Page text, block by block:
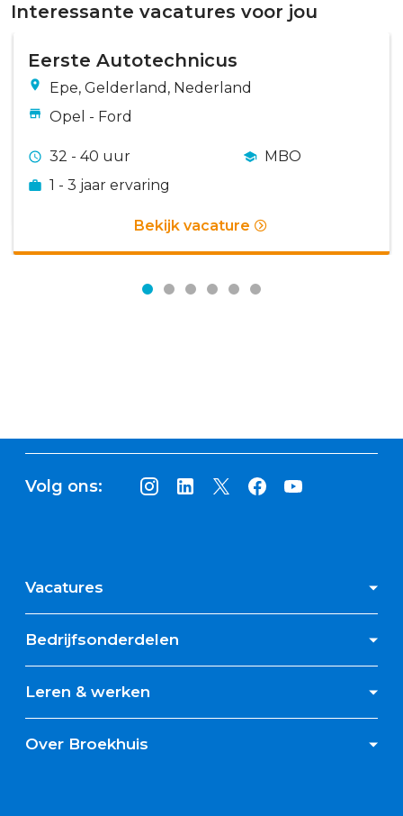
Interessante vacatures voor jou
Eerste Autotechnicus
Epe, Gelderland, Nederland
Opel - Ford
32 - 40 uur
MBO
1 - 3 jaar ervaring
Bekijk vacature
Volg ons:
Vacatures
Bedrijfsonderdelen
Leren & werken
Over Broekhuis